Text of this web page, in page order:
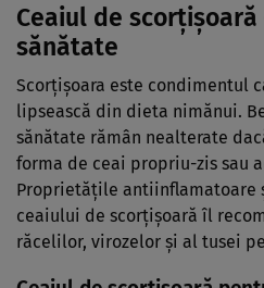
Ceaiul de
sănătate
Scorţişoara este condimentul
lipsească din dieta nimănui.
sănătate rămân nealterate
forma de ceai propriu-zis sau
Proprietăţile antiinflamatoare
ceaiului de scorţişoară îl
răcelilor, virozelor şi al tusei